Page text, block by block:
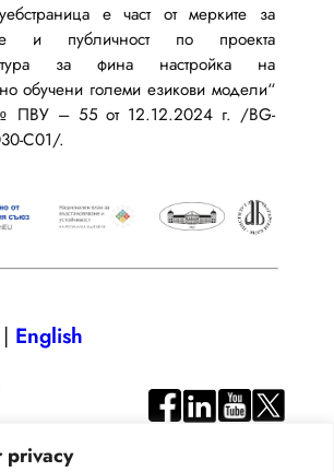
privacy
е част от мерките за
и публичност по проекта
за фина настройка на
обучени големи езикови модели“
ПВУ – 55 от 12.12.2024 г. /BG-
C01/.
| English